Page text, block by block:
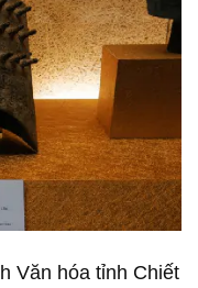
Văn hóa tỉnh Chiết